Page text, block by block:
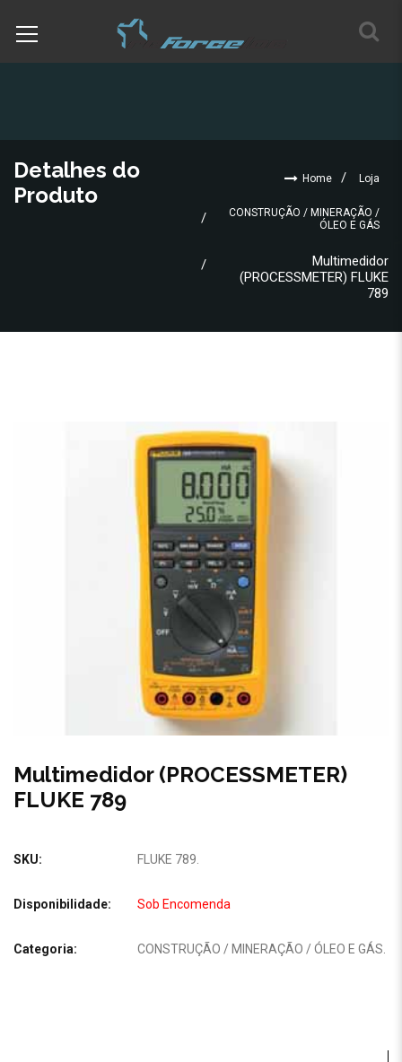
Detalhes do
Produto
Home Loja
CONSTRUÇÃO / MINERAÇÃO /
ÓLEO E GÁS
Multimedidor
(PROCESSMETER) FLUKE
789
Multimedidor (PROCESSMETER)
FLUKE 789
SKU: FLUKE 789
Disponibilidade: Sob Encomenda
Categoria: CONSTRUÇÃO / MINERAÇÃO / ÓLEO E GÁS